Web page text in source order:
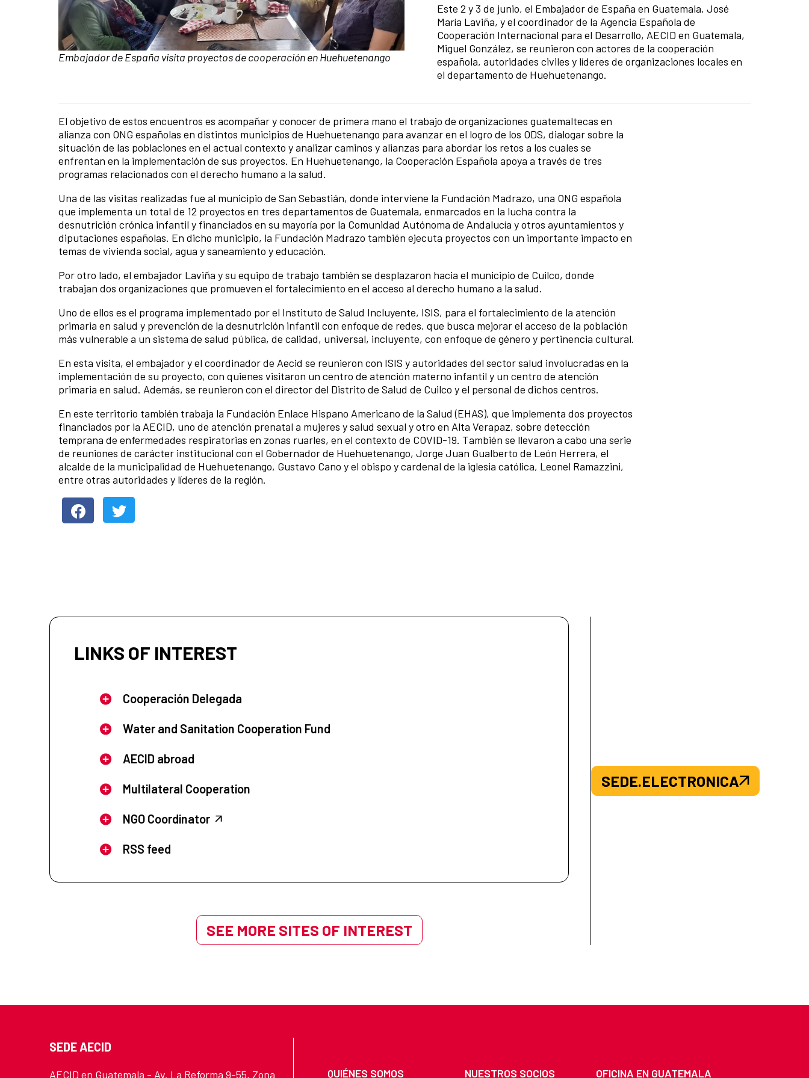
Caption:
Embajador de España visita proyectos de cooperación en Huehuetenango
Este 2 y 3 de junio, el Embajador de España en Guatemala, José
María Laviña, y el coordinador de la Agencia Española de
Cooperación Internacional para el Desarrollo, AECID en Guatemala,
Miguel González, se reunieron con actores de la cooperación
española, autoridades civiles y líderes de organizaciones locales en
el departamento de Huehuetenango.
News content
El objetivo de estos encuentros es acompañar y conocer de primera mano el trabajo de organizaciones guatemaltecas en
alianza con ONG españolas en distintos municipios de Huehuetenango para avanzar en el logro de los ODS, dialogar sobre la
situación de las poblaciones en el actual contexto y analizar caminos y alianzas para abordar los retos a los cuales se
enfrentan en la implementación de sus proyectos. En Huehuetenango, la Cooperación Española apoya a través de tres
programas relacionados con el derecho humano a la salud.
Una de las visitas realizadas fue al municipio de San Sebastián, donde interviene la Fundación Madrazo, una ONG española
que implementa un total de 12 proyectos en tres departamentos de Guatemala, enmarcados en la lucha contra la
desnutrición crónica infantil y financiados en su mayoría por la Comunidad Autónoma de Andalucía y otros ayuntamientos y
diputaciones españolas. En dicho municipio, la Fundación Madrazo también ejecuta proyectos con un importante impacto en
temas de vivienda social, agua y saneamiento y educación.
Por otro lado, el embajador Laviña y su equipo de trabajo también se desplazaron hacia el municipio de Cuilco, donde
trabajan dos organizaciones que promueven el fortalecimiento en el acceso al derecho humano a la salud.
Uno de ellos es el programa implementado por el Instituto de Salud Incluyente, ISIS, para el fortalecimiento de la atención
primaria en salud y prevención de la desnutrición infantil con enfoque de redes, que busca mejorar el acceso de la población
más vulnerable a un sistema de salud pública, de calidad, universal, incluyente, con enfoque de género y pertinencia cultural.
En esta visita, el embajador y el coordinador de Aecid se reunieron con ISIS y autoridades del sector salud involucradas en la
implementación de su proyecto, con quienes visitaron un centro de atención materno infantil y un centro de atención
primaria en salud. Además, se reunieron con el director del Distrito de Salud de Cuilco y el personal de dichos centros.
En este territorio también trabaja la Fundación Enlace Hispano Americano de la Salud (EHAS), que implementa dos proyectos
financiados por la AECID, uno de atención prenatal a mujeres y salud sexual y otro en Alta Verapaz, sobre detección
temprana de enfermedades respiratorias en zonas ruarles, en el contexto de COVID-19. También se llevaron a cabo una serie
de reuniones de carácter institucional con el Gobernador de Huehuetenango, Jorge Juan Gualberto de León Herrera, el
alcalde de la municipalidad de Huehuetenango, Gustavo Cano y el obispo y cardenal de la iglesia católica, Leonel Ramazzini,
entre otras autoridades y líderes de la región.
LINKS OF INTEREST
Cooperación Delegada
Water and Sanitation Cooperation Fund
AECID abroad
Multilateral Cooperation
NGO Coordinator
RSS feed
SEE MORE SITES OF INTEREST
SEDE.ELECTRONICA
SEDE AECID
AECID en Guatemala - Av. La Reforma 9-55, Zona QUIÉNES SOMOS NUESTROS SOCIOS OFICINA EN GUATEMALA